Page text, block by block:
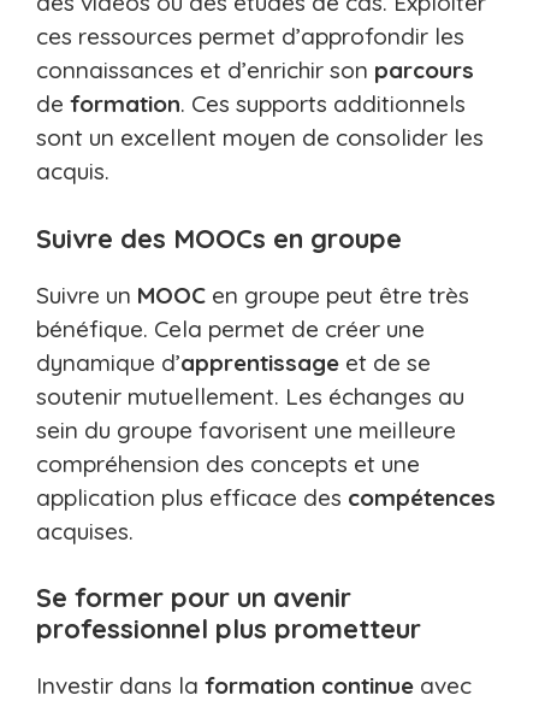
ces ressources permet d’approfondir les
connaissances et d’enrichir son parcours
de formation. Ces supports additionnels
sont un excellent moyen de consolider les
acquis.
Suivre des MOOCs en groupe
Suivre un MOOC en groupe peut être très
bénéfique. Cela permet de créer une
dynamique d’apprentissage et de se
soutenir mutuellement. Les échanges au
sein du groupe favorisent une meilleure
compréhension des concepts et une
application plus efficace des compétences
acquises.
Se former pour un avenir
professionnel plus prometteur
Investir dans la formation continue avec